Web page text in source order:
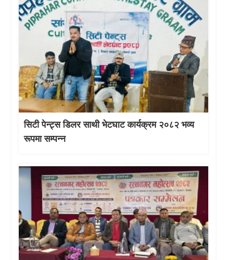
सिटी पेन्ट्स डिलर साथी भेटघाट कार्यक्रम २०८२ भव्य
रूपमा सम्पन्न